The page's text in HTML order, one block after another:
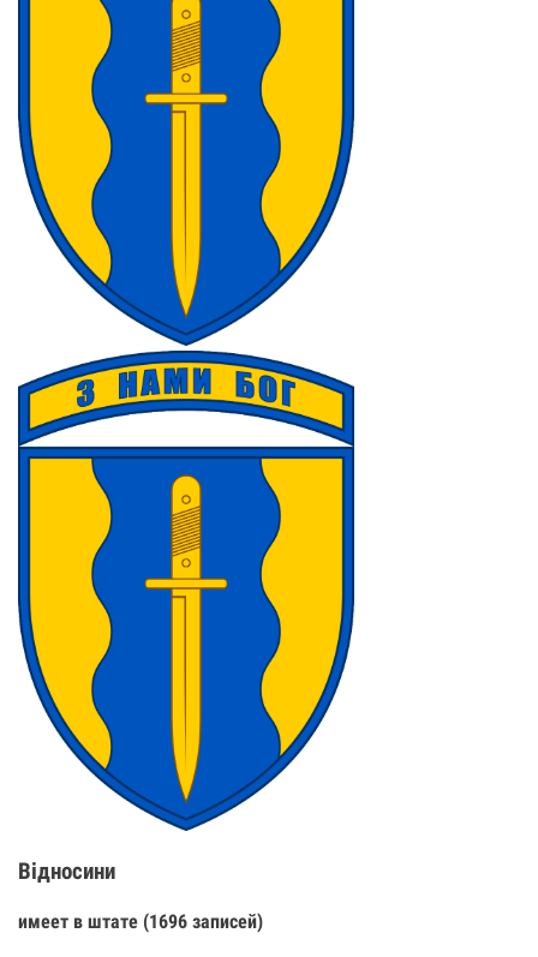
Відносини
имеет в штате (1696 записей)